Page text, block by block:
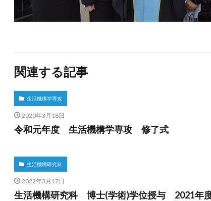
関連する記事
生活機構学専攻
2020年3月18日
令和元年度 生活機構学専攻 修了式
生活機構研究科
2022年3月17日
生活機構研究科 博士(学術)学位授与 2021年